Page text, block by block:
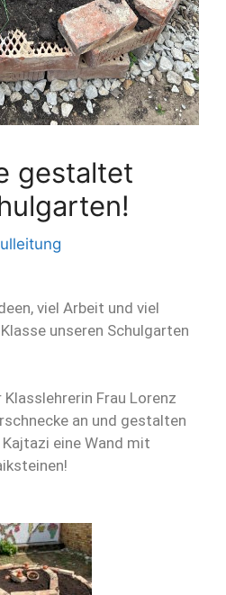
gestaltet
viel Arbeit und viel
unseren Schulgarten
Frau Lorenz
an und gestalten
eine Wand mit